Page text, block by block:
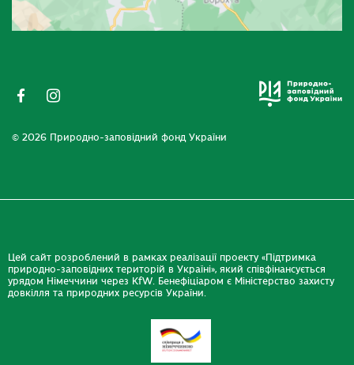
© 2026 Природно-заповідний фонд України
Цей сайт розроблений в рамках реалізації проекту «Підтримка
природно-заповідних територій в Україні», який співфінансується
урядом Німеччини через KfW. Бенефіціаром є Міністерство захисту
довкілля та природних ресурсів України.